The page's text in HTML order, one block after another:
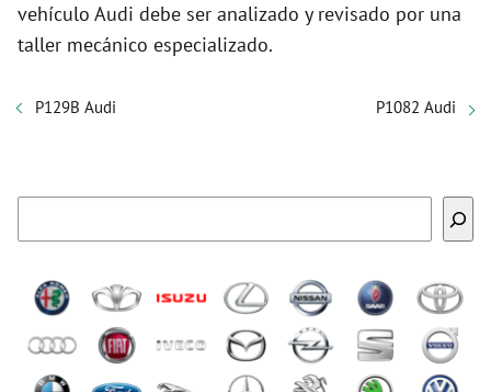
vehículo Audi debe ser analizado y revisado por una
taller mecánico especializado.
P129B Audi P1082 Audi